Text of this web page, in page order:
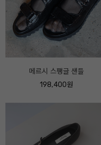
다이브 메쉬 메리제인 플랫 - 오너
추천- 젠지무드 일상 발렛코어-
174,400원